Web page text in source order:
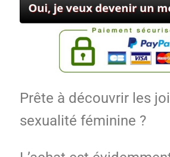
Prête à découvrir les
sexualité féminine ?